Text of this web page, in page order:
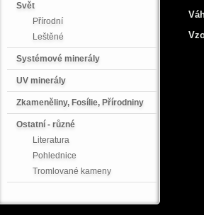
Svět
Přírodní
Leštěné
Systémové minerály
UV minerály
Zkameněliny, Fosílie, Přírodniny
Ostatní - různé
Literatura
Pohlednice
Tromlované kameny